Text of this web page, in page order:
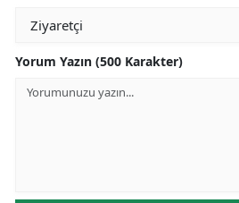
Yorum Yazın (500 Karakter)